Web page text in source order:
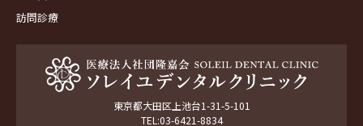
訪問診療
東京都大田区上池台1-31-5-101
TEL:03-6421-8834